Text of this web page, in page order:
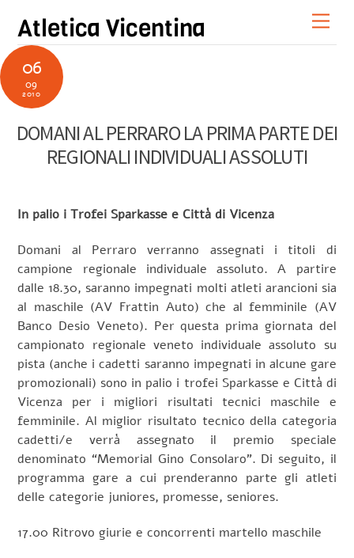
content
Atletica Vicentina
06
09
2010
DOMANI AL PERRARO LA PRIMA PARTE DEI
REGIONALI INDIVIDUALI ASSOLUTI
In palio i Trofei Sparkasse e Città di Vicenza
Domani al Perraro verranno assegnati i titoli di
campione regionale individuale assoluto. A partire
dalle 18.30, saranno impegnati molti atleti arancioni sia
al maschile (AV Frattin Auto) che al femminile (AV
Banco Desio Veneto). Per questa prima giornata del
campionato regionale veneto individuale assoluto su
pista (anche i cadetti saranno impegnati in alcune gare
promozionali) sono in palio i trofei Sparkasse e Città di
Vicenza per i migliori risultati tecnici maschile e
femminile. Al miglior risultato tecnico della categoria
cadetti/e verrà assegnato il premio speciale
denominato “Memorial Gino Consolaro”. Di seguito, il
programma gare a cui prenderanno parte gli atleti
delle categorie juniores, promesse, seniores.
17.00 Ritrovo giurie e concorrenti martello maschile